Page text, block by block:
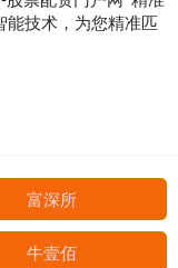
能技术，为您精准匹
富深所
牛壹佰